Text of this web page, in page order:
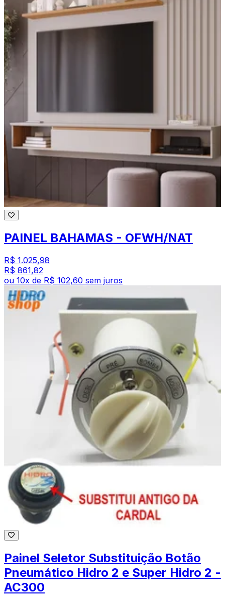
PAINEL BAHAMAS - OFWH/NAT
R$ 1.025,98
R$ 861,82
ou 10x de R$ 102,60 sem juros
Painel Seletor Substituição Botão
Pneumático Hidro 2 e Super Hidro 2 -
AC300